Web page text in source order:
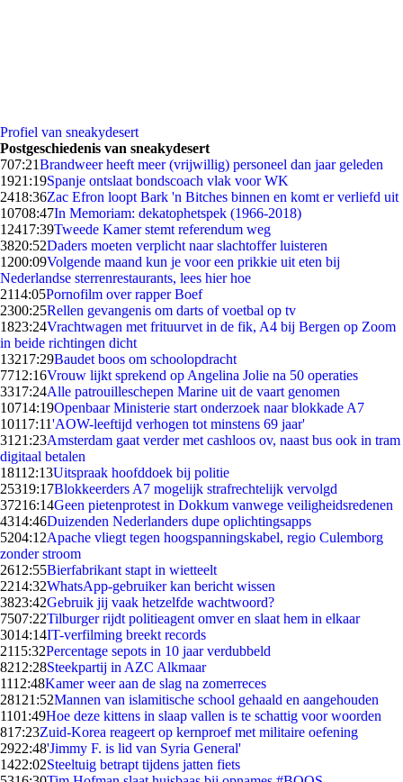
Profiel van sneakydesert
Postgeschiedenis van sneakydesert
707:21Brandweer heeft meer (vrijwillig) personeel dan jaar geleden
1921:19Spanje ontslaat bondscoach vlak voor WK
2418:36Zac Efron loopt Bark 'n Bitches binnen en komt er verliefd uit
10708:47In Memoriam: dekatophetspek (1966-2018)
12417:39Tweede Kamer stemt referendum weg
3820:52Daders moeten verplicht naar slachtoffer luisteren
1200:09Volgende maand kun je voor een prikkie uit eten bij
Nederlandse sterrenrestaurants, lees hier hoe
2114:05Pornofilm over rapper Boef
2300:25Rellen gevangenis om darts of voetbal op tv
1823:24Vrachtwagen met frituurvet in de fik, A4 bij Bergen op Zoom
in beide richtingen dicht
13217:29Baudet boos om schoolopdracht
7712:16Vrouw lijkt sprekend op Angelina Jolie na 50 operaties
3317:24Alle patrouilleschepen Marine uit de vaart genomen
10714:19Openbaar Ministerie start onderzoek naar blokkade A7
10117:11'AOW-leeftijd verhogen tot minstens 69 jaar'
31 21:23Amsterdam gaat verder met cashloos ov, naast bus ook in tram
digitaal betalen
18112:13Uitspraak hoofddoek bij politie
25319:17Blokkeerders A7 mogelijk strafrechtelijk vervolgd
37216:14Geen pietenprotest in Dokkum vanwege veiligheidsredenen
4314:46Duizenden Nederlanders dupe oplichtingsapps
5204:12Apache vliegt tegen hoogspanningskabel, regio Culemborg
zonder stroom
2612:55Bierfabrikant stapt in wietteelt
2214:32WhatsApp-gebruiker kan bericht wissen
3823:42Gebruik jij vaak hetzelfde wachtwoord?
7507:22Tilburger rijdt politieagent omver en slaat hem in elkaar
3014:14IT-verfilming breekt records
2115:32Percentage sepots in 10 jaar verdubbeld
8212:28Steekpartij in AZC Alkmaar
1112:48Kamer weer aan de slag na zomerreces
281 21:52Mannen van islamitische school gehaald en aangehouden
1101:49Hoe deze kittens in slaap vallen is te schattig voor woorden
817:23Zuid-Korea reageert op kernproef met militaire oefening
2922:48'Jimmy F. is lid van Syria General'
1422:02Steeltuig betrapt tijdens jatten fiets